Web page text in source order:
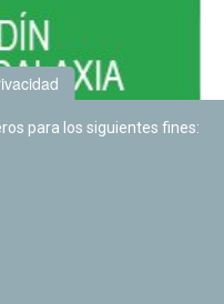
para los siguientes fines: